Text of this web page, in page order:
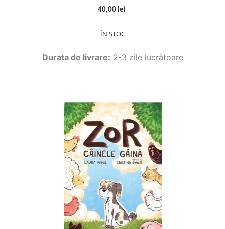
40,00 lei
ÎN STOC
Durata de livrare: 2-3 zile lucrătoare